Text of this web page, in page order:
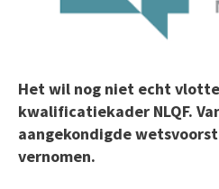
Het wil nog niet echt
kwalificatiekader NLQF.
aangekondigde
vernomen.